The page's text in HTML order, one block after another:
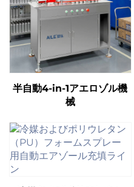
半自動4-in-1アエロゾル機
械